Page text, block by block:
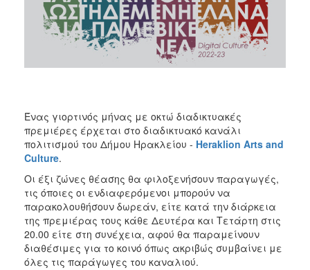
ΑΝΘΕΚΤΙΚΗ
ΠΟΛΗ
Ένας γιορτινός μήνας με οκτώ διαδικτυακές
πρεμιέρες έρχεται στο διαδικτυακό κανάλι
πολιτισμού του Δήμου Ηρακλείου - Heraklion Arts and
Culture.
Οι έξι ζώνες θέασης θα φιλοξενήσουν παραγωγές,
τις όποιες οι ενδιαφερόμενοι μπορούν να
παρακολουθήσουν δωρεάν, είτε κατά την διάρκεια
της πρεμιέρας τους κάθε Δευτέρα και Τετάρτη στις
20.00 είτε στη συνέχεια, αφού θα παραμείνουν
διαθέσιμες για το κοινό όπως ακριβώς συμβαίνει με
όλες τις παράγωγες του καναλιού.